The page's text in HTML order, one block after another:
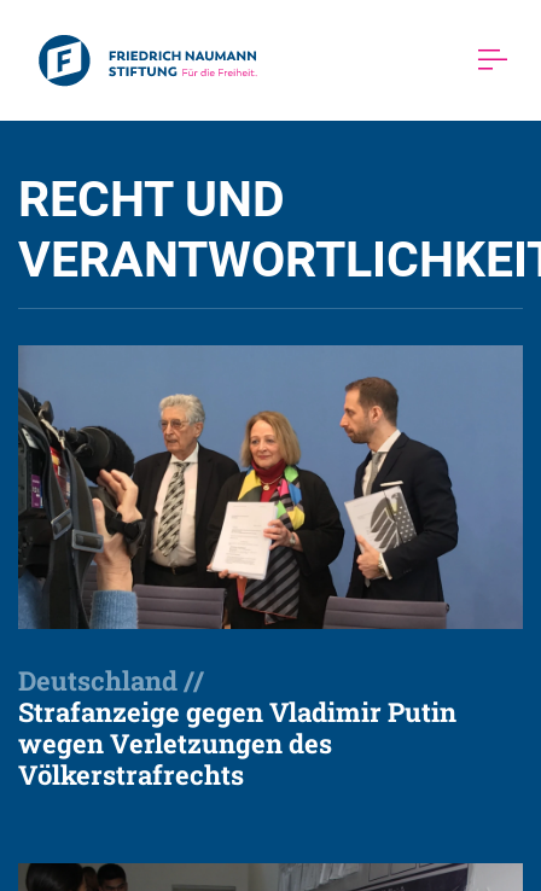
RECHT UND
Deutschland //
Strafanzeige gegen Vladimir Putin
wegen Verletzungen des
Völkerstrafrechts